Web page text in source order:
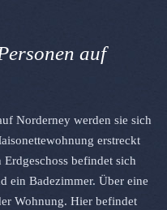
auf
Norderney werden sie sich
erstreckt
befindet sich
ein Badezimmer. Über eine
Wohnung. Hier befindet